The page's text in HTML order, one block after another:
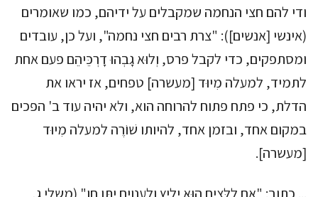
ודי להם חצי הנחמה שמקבלים על ידיהם, כמו שאומרים
(אינשי [אנשים]): "צרת רבים חצי נחמה", ועל כן, עובדים
ומסתפקים, כדי לקבל פרס, וְלוּא גָבְהוּ דָרְכֵּיהֵם פעם אחת
לתמיד, למעלה מִיוּד [מעשרה] טפחים, אז יראו את
הדלת, כי פתח פתוח להרוחה הוא, ולא יהיה עוד ב' הפכים
במקום אחד, ובזמן אחד, להיותו שׁוֹרֶה למעלה מִיוּד
[מעשרה].